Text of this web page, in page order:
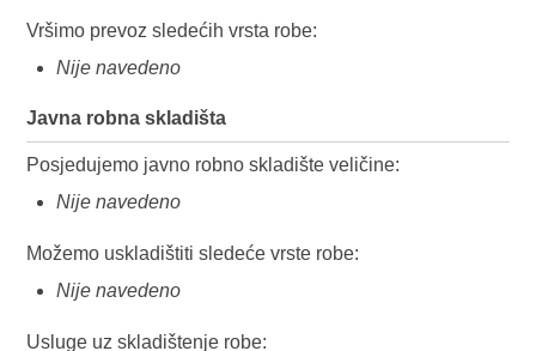
Vršimo prevoz sledećih vrsta robe:
Nije navedeno
Javna robna skladišta
Posjedujemo javno robno skladište veličine:
Nije navedeno
Možemo uskladištiti sledeće vrste robe:
Nije navedeno
Usluge uz skladištenje robe: